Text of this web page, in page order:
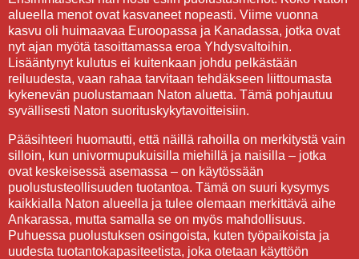
alueella menot ovat kasvaneet nopeasti. Viime vuonna
kasvu oli huimaavaa Euroopassa ja Kanadassa, jotka ovat
nyt ajan myötä tasoittamassa eroa Yhdysvaltoihin.
Lisääntynyt kulutus ei kuitenkaan johdu pelkästään
reiluudesta, vaan rahaa tarvitaan tehdäkseen liittoumasta
kykenevän puolustamaan Naton aluetta. Tämä pohjautuu
syvällisesti Naton suorituskykytavoitteisiin.
Pääsihteeri huomautti, että näillä rahoilla on merkitystä vain
silloin, kun univormupukuisilla miehillä ja naisilla – jotka
ovat keskeisessä asemassa – on käytössään
puolustusteollisuuden tuotantoa. Tämä on suuri kysymys
kaikkialla Naton alueella ja tulee olemaan merkittävä aihe
Ankarassa, mutta samalla se on myös mahdollisuus.
Puhuessa puolustuksen osingoista, kuten työpaikoista ja
uudesta tuotantokapasiteetista, joka otetaan käyttöön